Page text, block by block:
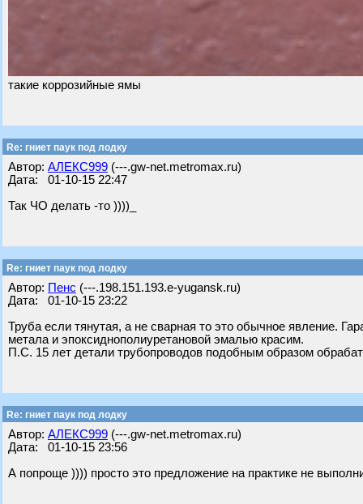
такие коррозийные ямы
Re: гниет паук под лодку
Автор: АЛЕКС999 (---.gw-net.metromax.ru)
Дата: 01-10-15 22:47
Так ЧО делать -то ))))_
Re: гниет паук под лодку
Автор: Пенс (---.198.151.193.e-yugansk.ru)
Дата: 01-10-15 23:22
Труба если тянутая, а не сварная то это обычное явление.
метала и эпоксиднополиуретановой эмалью красим.
П.С. 15 лет детали трубопроводов подобным образом
Re: гниет паук под лодку
Автор: АЛЕКС999 (---.gw-net.metromax.ru)
Дата: 01-10-15 23:56
А попроще )))) просто это предложение на практике не